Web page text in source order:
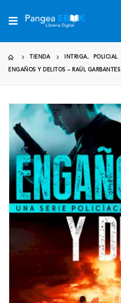
TIENDA INTRIGA, POLICIAL
ENGAÑOS Y DELITOS – RAÚL GARBANTES